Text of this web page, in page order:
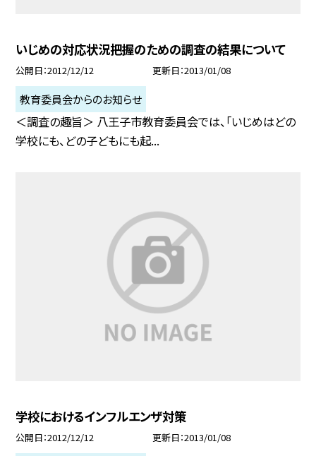
いじめの対応状況把握のための調査の結果について
公開日 2012/12/12 更新日 2013/01/08
教育委員会からのお知らせ
＜調査の趣旨＞ 八王子市教育委員会では、「いじめはどの
学校にも、どの子どもにも起...
学校におけるインフルエンザ対策
公開日 2012/12/12 更新日 2013/01/08